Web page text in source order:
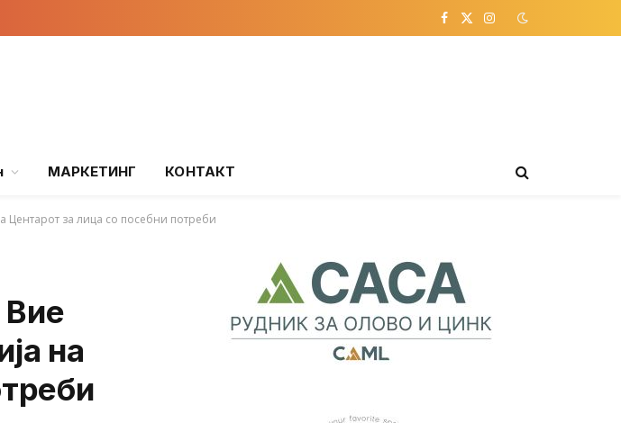
Facebook
X
Instagram
МАРКЕТИНГ КОНТАКТ
Центарот за лица со посебни потреби
на